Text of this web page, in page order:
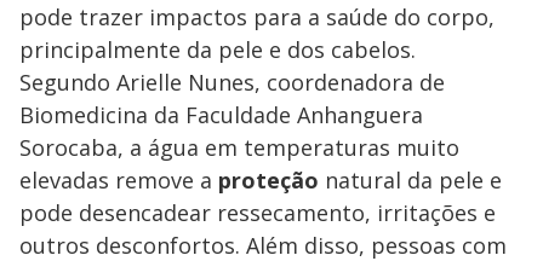
pode trazer impactos para a saúde do corpo,
principalmente da pele e dos cabelos.
Segundo Arielle Nunes, coordenadora de
Biomedicina da Faculdade Anhanguera
Sorocaba, a água em temperaturas muito
elevadas remove a proteção natural da pele e
pode desencadear ressecamento, irritações e
outros desconfortos. Além disso, pessoas com